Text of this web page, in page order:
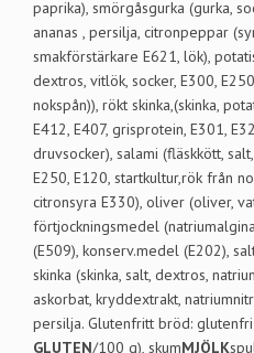
paprika), smörgåsgurka (gurka,
ananas , persilja, citronpeppar
smakförstärkare E621, lök),
dextros, vitlök, socker, E300,
nokspån)), rökt skinka,(skinka,
E412, E407, grisprotein, E301,
druvsocker), salami (fläskkött,
E250, E120, startkultur,rök från
citronsyra E330), oliver (oliver,
förtjockningsmedel
(E509), konserv.medel (E202),
skinka (skinka, salt, dextros,
askorbat, kryddextrakt,
persilja. Glutenfritt bröd: glutenfri
GLUTEN/100 g), skumMJÖLK